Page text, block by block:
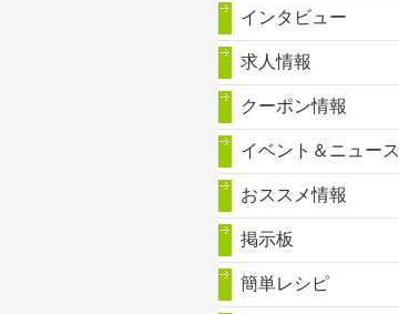
インタビュー
求人情報
クーポン情報
イベント＆ニュース
おススメ情報
掲示板
簡単レシピ